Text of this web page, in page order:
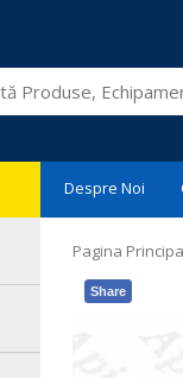
Despre Noi
Pagina
Share